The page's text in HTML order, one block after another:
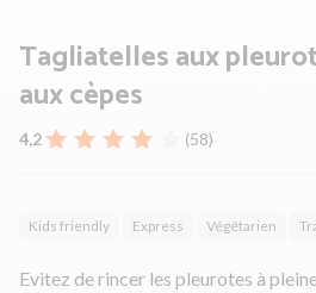
Tagliatelles aux
aux cèpes
4,2 (58)
Kids friendly Express Végétarien
Evitez de rincer les pleurotes à